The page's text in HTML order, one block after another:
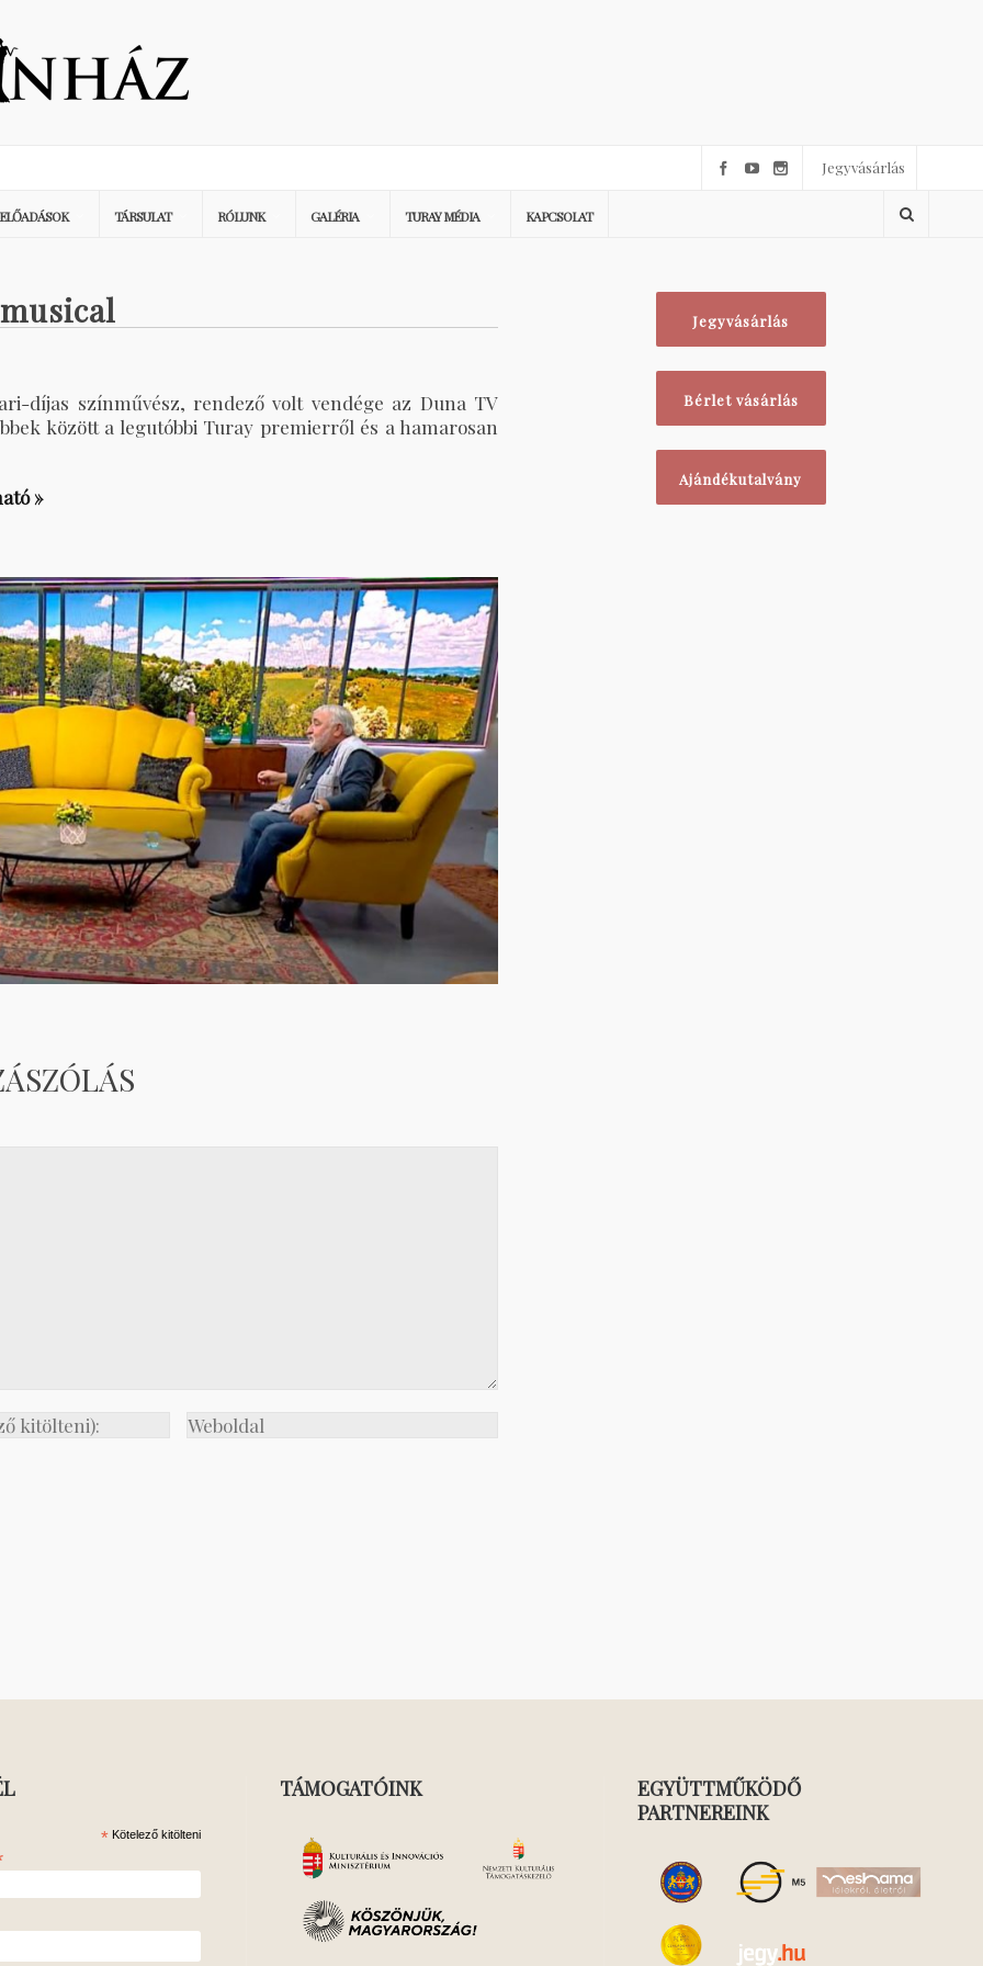
Jegyvásárlás
ELŐADÁSOK TÁRSULAT RÓLUNK GALÉRIA TURAY MÉDIA KAPCSOLAT
díjas színművész, rendező volt vendége az Duna TV
között a legutóbbi Turay premierről és a hamarosan
»
Jegyvásárlás
Bérlet vásárlás
Ajándékutalvány
* Kötelező kitölteni
TÁMOGATÓINK
EGYÜTTMŰKÖDŐ
PARTNEREINK